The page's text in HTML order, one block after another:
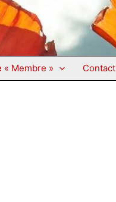
« Membre » Contact